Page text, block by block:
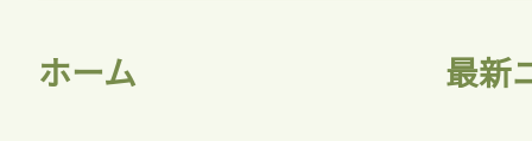
ホーム 最新